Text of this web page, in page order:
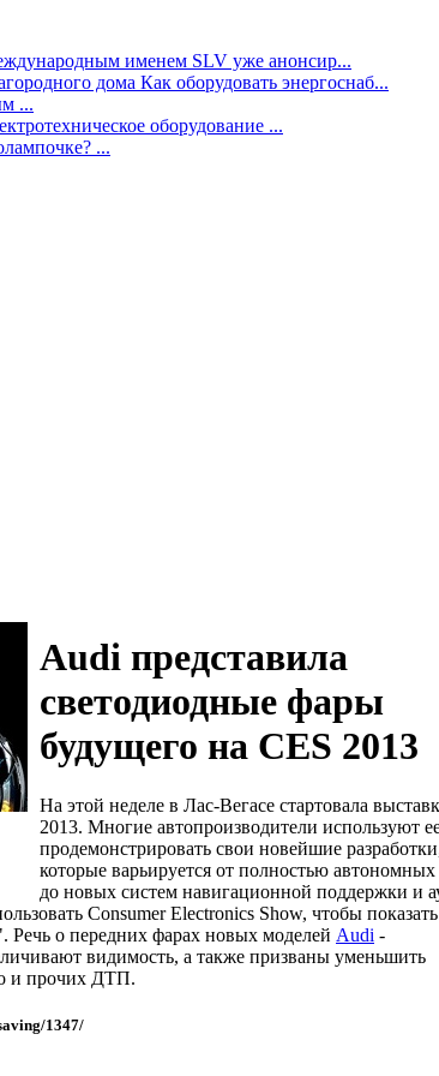
именем SLV уже анонсир...
дома Как оборудовать энергоснаб...
...
оборудование ...
...
Audi представила
светодиодные фары
будущего на CES 2013
На этой неделе в Лас-Вегасе стартовала
2013. Многие автопроизводители используют
продемонстрировать свои новейшие
которые варьируется от полностью
до новых систем навигационной поддержки и
Consumer Electronics Show, чтобы показать
Речь о передних фарах новых моделей Audi -
видимость, а также призваны уменьшить
и прочих ДТП.
1347/